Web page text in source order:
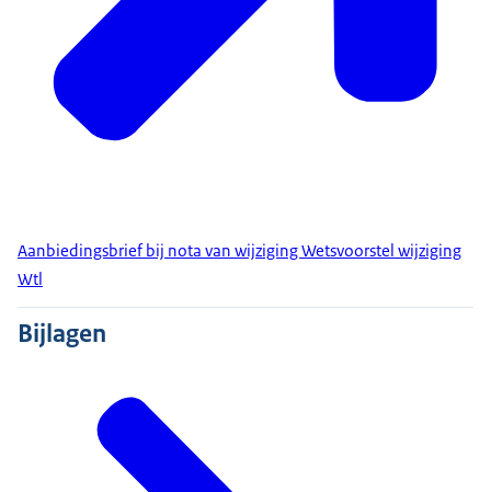
Aanbiedingsbrief bij nota van wijziging Wetsvoorstel wijziging
Wtl
Bijlagen